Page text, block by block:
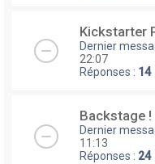
Kickstarter
Dernier
22:07
Réponses : 14
Backstage !
Dernier
11:13
Réponses : 24